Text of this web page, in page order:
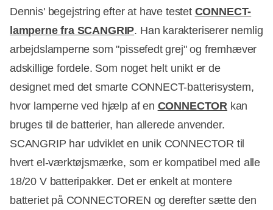
Dennis' begejstring efter at have testet CONNECT-
lamperne fra SCANGRIP. Han karakteriserer nemlig
arbejdslamperne som "pissefedt grej" og fremhæver
adskillige fordele. Som noget helt unikt er de
designet med det smarte CONNECT-batterisystem,
hvor lamperne ved hjælp af en CONNECTOR kan
bruges til de batterier, han allerede anvender.
SCANGRIP har udviklet en unik CONNECTOR til
hvert el-værktøjsmærke, som er kompatibel med alle
18/20 V batteripakker. Det er enkelt at montere
batteriet på CONNECTOREN og derefter sætte den